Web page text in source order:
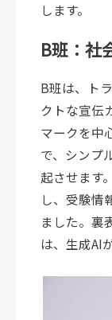
します。
B班：社
B班は、ト
クトな宣伝
マークを中
で、シンプ
起させます
し、受験情
ました。裏
は、生成AI